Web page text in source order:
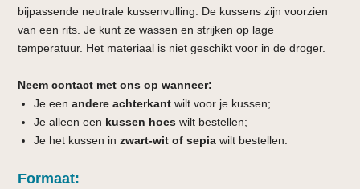
bijpassende neutrale kussenvulling. De kussens zijn voorzien
van een rits. Je kunt ze wassen en strijken op lage
temperatuur. Het materiaal is niet geschikt voor in de droger.
Neem contact met ons op wanneer:
Je eenandere achterkant wilt voor je kussen;
Je alleen een kussen hoes wilt bestellen;
Je het kussen inzwart-wit of sepia wilt bestellen.
Formaat